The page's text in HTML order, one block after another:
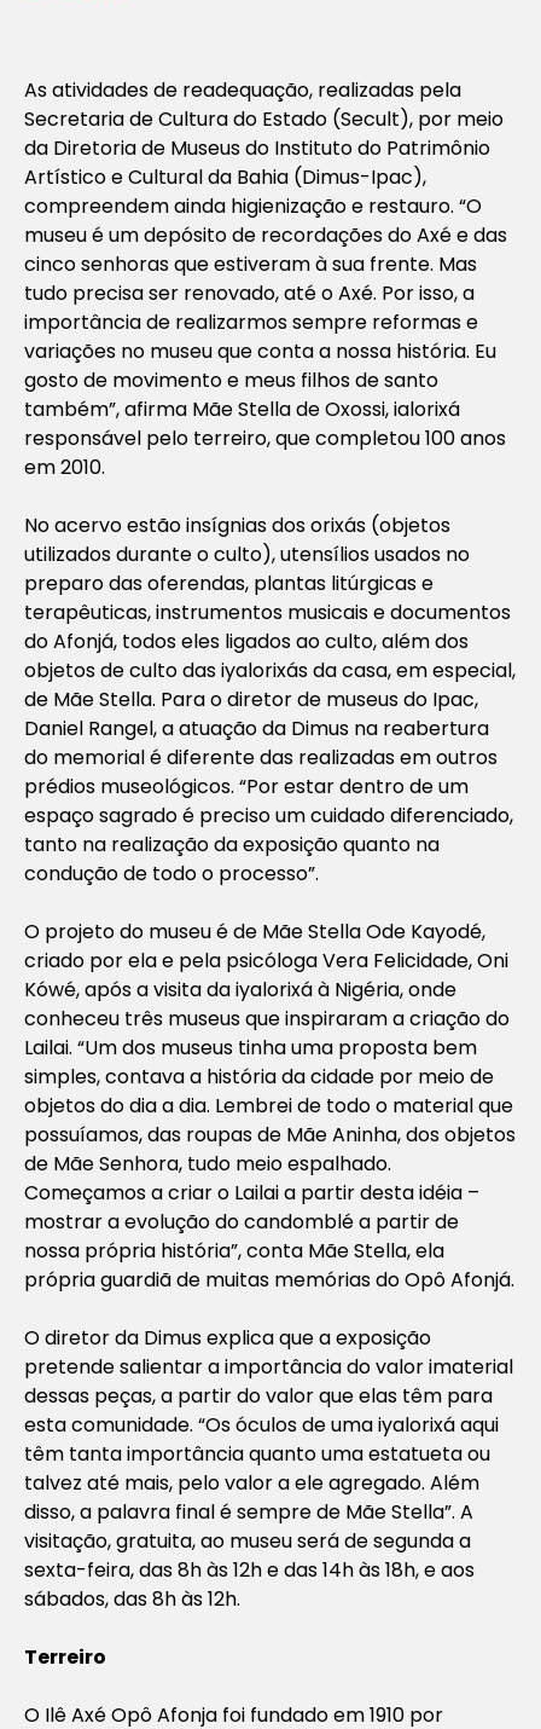
As atividades de readequação, realizadas pela
Secretaria de Cultura do Estado (Secult), por meio
da Diretoria de Museus do Instituto do Patrimônio
Artístico e Cultural da Bahia (Dimus-Ipac),
compreendem ainda higienização e restauro. “O
museu é um depósito de recordações do Axé e das
cinco senhoras que estiveram à sua frente. Mas
tudo precisa ser renovado, até o Axé. Por isso, a
importância de realizarmos sempre reformas e
variações no museu que conta a nossa história. Eu
gosto de movimento e meus filhos de santo
também”, afirma Mãe Stella de Oxossi, ialorixá
responsável pelo terreiro, que completou 100 anos
em 2010.
No acervo estão insígnias dos orixás (objetos
utilizados durante o culto), utensílios usados no
preparo das oferendas, plantas litúrgicas e
terapêuticas, instrumentos musicais e documentos
do Afonjá, todos eles ligados ao culto, além dos
objetos de culto das iyalorixás da casa, em especial,
de Mãe Stella. Para o diretor de museus do Ipac,
Daniel Rangel, a atuação da Dimus na reabertura
do memorial é diferente das realizadas em outros
prédios museológicos. “Por estar dentro de um
espaço sagrado é preciso um cuidado diferenciado,
tanto na realização da exposição quanto na
condução de todo o processo”.
O projeto do museu é de Mãe Stella Ode Kayodé,
criado por ela e pela psicóloga Vera Felicidade, Oni
Kówé, após a visita da iyalorixá à Nigéria, onde
conheceu três museus que inspiraram a criação do
Lailai. “Um dos museus tinha uma proposta bem
simples, contava a história da cidade por meio de
objetos do dia a dia. Lembrei de todo o material que
possuíamos, das roupas de Mãe Aninha, dos objetos
de Mãe Senhora, tudo meio espalhado.
Começamos a criar o Lailai a partir desta idéia –
mostrar a evolução do candomblé a partir de
nossa própria história”, conta Mãe Stella, ela
própria guardiã de muitas memórias do Opô Afonjá.
O diretor da Dimus explica que a exposição
pretende salientar a importância do valor imaterial
dessas peças, a partir do valor que elas têm para
esta comunidade. “Os óculos de uma iyalorixá aqui
têm tanta importância quanto uma estatueta ou
talvez até mais, pelo valor a ele agregado. Além
disso, a palavra final é sempre de Mãe Stella”. A
visitação, gratuita, ao museu será de segunda a
sexta-feira, das 8h às 12h e das 14h às 18h, e aos
sábados, das 8h às 12h.
Terreiro
O Ilê Axé Opô Afonja foi fundado em 1910 por